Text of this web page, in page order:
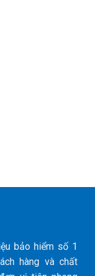
bảo hiểm số 1
hàng và chất